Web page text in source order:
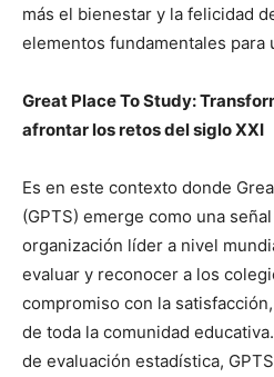
más el bienestar y la felicidad
elementos fundamentales para
Great Place To Study:
afrontar los retos del siglo XXI
Es en este contexto donde
(GPTS) emerge como una
organización líder a nivel
evaluar y reconocer a los
compromiso con la
de toda la comunidad
de evaluación estadística,